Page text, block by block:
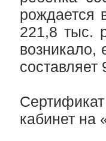
рождается
221,8 тыс.
возникало,
составляет
кабинет на